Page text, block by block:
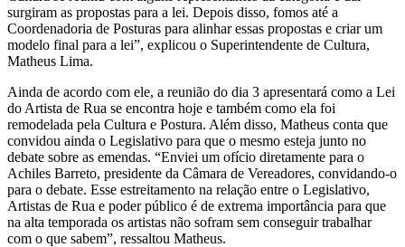
surgiram as propostas para a lei. Depois disso, fomos até a
Coordenadoria de Posturas para alinhar essas propostas e criar um
modelo final para a lei”, explicou o Superintendente de Cultura,
Matheus Lima.
Ainda de acordo com ele, a reunião do dia 3 apresentará como a Lei
do Artista de Rua se encontra hoje e também como ela foi
remodelada pela Cultura e Postura. Além disso, Matheus conta que
convidou ainda o Legislativo para que o mesmo esteja junto no
debate sobre as emendas. “Enviei um ofício diretamente para o
Achiles Barreto, presidente da Câmara de Vereadores, convidando-o
para o debate. Esse estreitamento na relação entre o Legislativo,
Artistas de Rua e poder público é de extrema importância para que
na alta temporada os artistas não sofram sem conseguir trabalhar
com o que sabem”, ressaltou Matheus.